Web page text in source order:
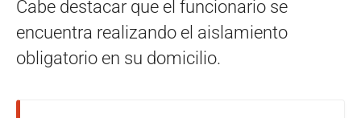
Cabe destacar que el funcionario se
encuentra realizando el aislamiento
obligatorio en su domicilio.